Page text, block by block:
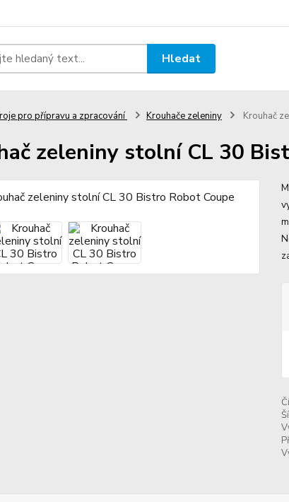
Hledat
pro přípravu a zpracování Krouhače zeleniny Krouhač
zeleniny stolní CL 30